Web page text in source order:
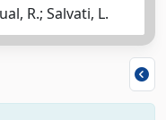
R.; Salvati, L.